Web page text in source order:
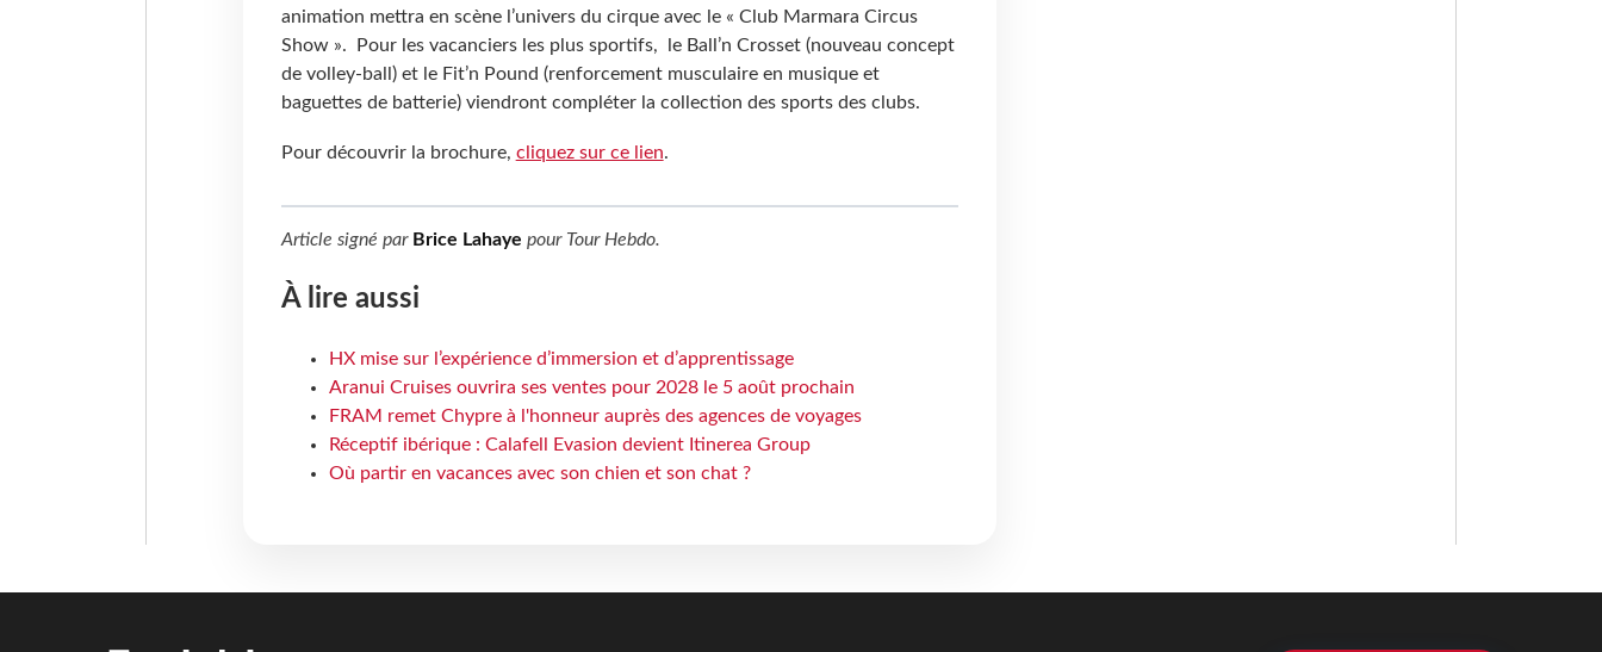
animation mettra en scène l’univers du cirque avec le « Club Marmara Circus
Show ». Pour les vacanciers les plus sportifs, le Ball’n Crosset (nouveau concept
de volley-ball) et le Fit’n Pound (renforcement musculaire en musique et
baguettes de batterie) viendront compléter la collection des sports des clubs.
Pour découvrir la brochure, cliquez sur ce lien.
Article signé par Brice Lahaye pour Tour Hebdo.
À lire aussi
HX mise sur l’expérience d’immersion et d’apprentissage
Aranui Cruises ouvrira ses ventes pour 2028 le 5 août prochain
FRAM remet Chypre à l'honneur auprès des agences de voyages
Réceptif ibérique : Calafell Evasion devient Itinerea Group
Où partir en vacances avec son chien et son chat ?